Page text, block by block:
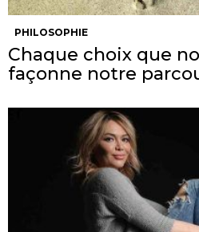
PHILOSOPHIE
Chaque choix que
façonne notre